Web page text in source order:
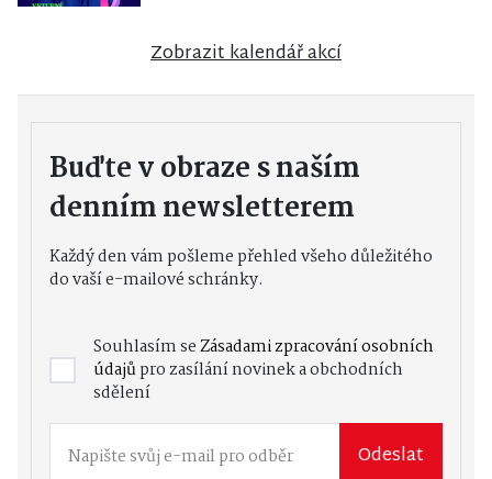
Zobrazit kalendář akcí
Buďte v obraze s naším
denním newsletterem
Každý den vám pošleme přehled všeho důležitého
do vaší e-mailové schránky.
Souhlasím seZásadami zpracování osobních
údajůpro zasílání novinek a obchodních
sdělení
Odeslat